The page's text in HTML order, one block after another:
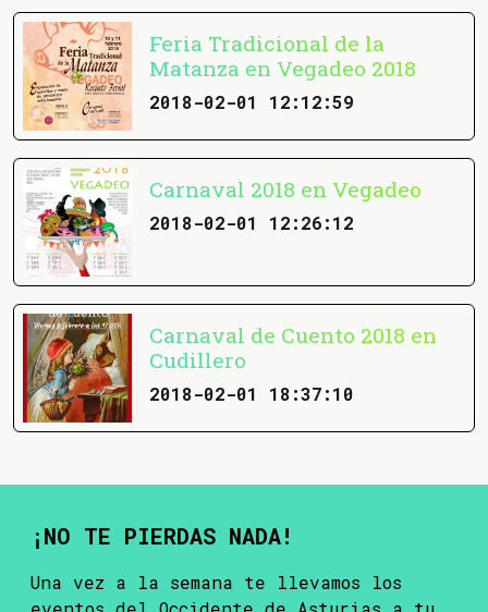
Feria Tradicional de la
Matanza en Vegadeo 2018
2018-02-01 12:12:59
Carnaval 2018 en Vegadeo
2018-02-01 12:26:12
Carnaval de Cuento 2018 en
Cudillero
2018-02-01 18:37:10
¡NO TE PIERDAS NADA!
Una vez a la semana te llevamos los